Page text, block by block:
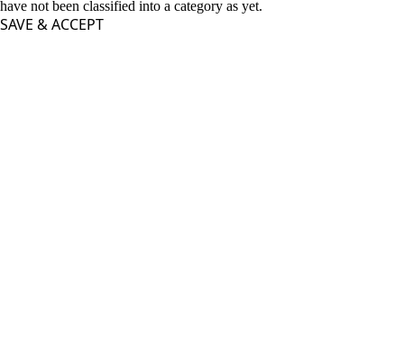
have not been classified into a category as yet.
SAVE & ACCEPT